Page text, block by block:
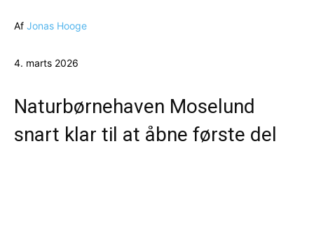
Af Jonas Hooge
4. marts 2026
Naturbørnehaven Moselund
snart klar til at åbne første del